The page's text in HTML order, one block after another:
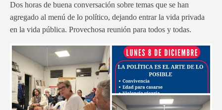
Dos horas de buena conversación sobre temas que se han
agregado al menú de lo político, dejando entrar la vida privada
en la vida pública. Provechosa reunión para todos y todas.